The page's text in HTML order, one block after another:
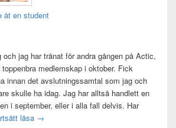
åt en student
och jag har tränat för andra gången på Actic,
medlemskap i oktober. Fick
innan det avslutningssamtal som jag och
skulle ha idag. Jag har alltså handlett en
i september, eller i alla fall delvis. Har
läsa Att vara handledare åt en student
→